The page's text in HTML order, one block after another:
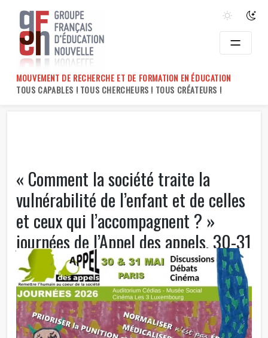
content
MOUVEMENT DE RECHERCHE ET DE FORMATION EN ÉDUCATION
TOUS CAPABLES ! TOUS CHERCHEURS ! TOUS CRÉATEURS !
« Comment la société traite la
vulnérabilité de l’enfant et de celles
et ceux qui l’accompagnent ? »
journées de l’Appel des appels, 30-31
mai, Paris